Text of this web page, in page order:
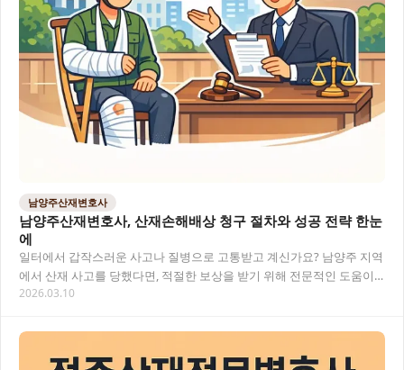
남양주산재변호사
남양주산재변호사, 산재손해배상 청구 절차와 성공 전략 한눈
에
일터에서 갑작스러운 사고나 질병으로 고통받고 계신가요? 남양주 지역
에서 산재 사고를 당했다면, 적절한 보상을 받기 위해 전문적인 도움이
필요합니다. 산재손해배상 은 복잡한 법적 절…
2026.03.10